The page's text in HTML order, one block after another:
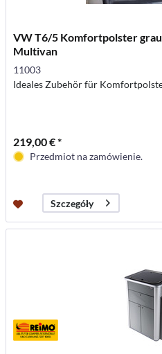
VW T6/5 Komfortpolster
Multivan
11003
Ideales Zubehör für
219,00 € *
Przedmiot na zamówienie.
Szczegóły